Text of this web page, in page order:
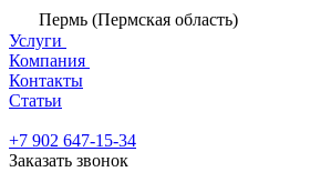
Пермь (Пермская область)
Услуги
Компания
Контакты
Статьи
+7 902 647-15-34
Заказать звонок